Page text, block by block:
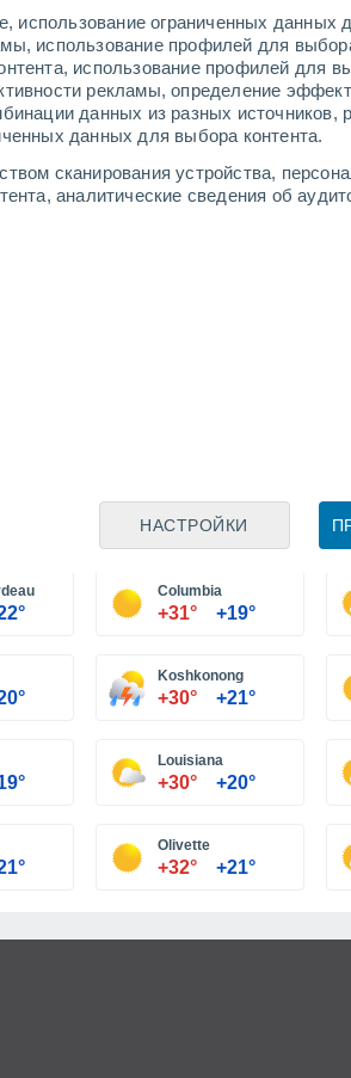
использование ограниченных
использование профилей для
использование профилей для
рекламы, определение
данных из разных источников,
данных для выбора контента.
сканирования устройства,
аналитические сведения об
НАСТРОЙКИ
Leaflet |©
Columbia
+31° +19°
Koshkonong
+30° +21°
Louisiana
+30° +20°
Olivette
+32° +21°